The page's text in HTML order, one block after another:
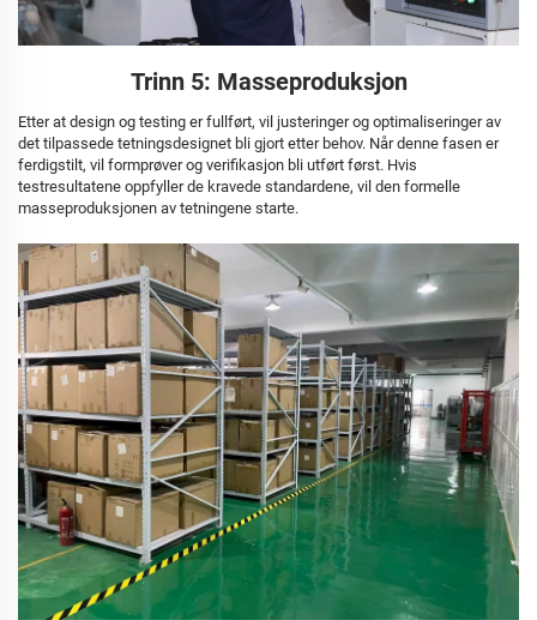
Trinn 5: Masseproduksjon
Etter at design og testing er fullført, vil justeringer og optimaliseringer av
det tilpassede tetningsdesignet bli gjort etter behov. Når denne fasen er
ferdigstilt, vil formprøver og verifikasjon bli utført først. Hvis
testresultatene oppfyller de kravede standardene, vil den formelle
masseproduksjonen av tetningene starte.